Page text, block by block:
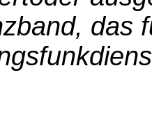
das